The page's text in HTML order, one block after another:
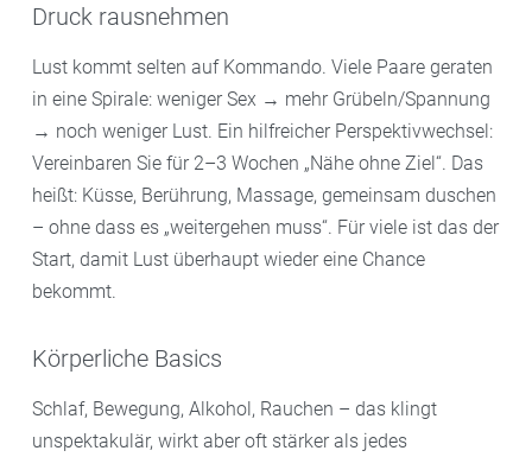
Druck rausnehmen
Lust kommt selten auf Kommando. Viele Paare geraten
in eine Spirale: weniger Sex → mehr Grübeln/Spannung
→ noch weniger Lust. Ein hilfreicher Perspektivwechsel:
Vereinbaren Sie für 2–3 Wochen „Nähe ohne Ziel“. Das
heißt: Küsse, Berührung, Massage, gemeinsam duschen
– ohne dass es „weitergehen muss“. Für viele ist das der
Start, damit Lust überhaupt wieder eine Chance
bekommt.
Körperliche Basics
Schlaf, Bewegung, Alkohol, Rauchen – das klingt
unspektakulär, wirkt aber oft stärker als jedes